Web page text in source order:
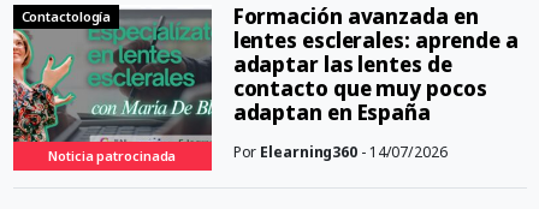
Contactología
Noticia patrocinada
Formación avanzada en
lentes esclerales: aprende a
adaptar las lentes de
contacto que muy pocos
adaptan en España
Por Elearning360 - 14/07/2026